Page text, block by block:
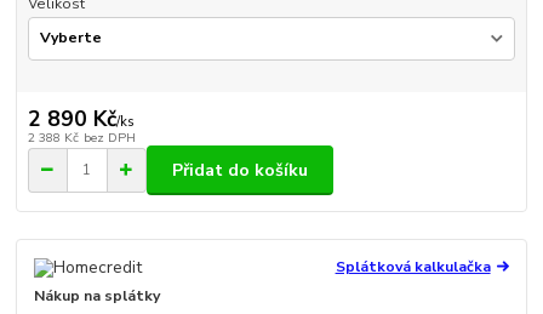
2 890 Kč/ks
2 388 Kč bez DPH
Přidat do košíku
Splátková kalkulačka
Nákup na splátky